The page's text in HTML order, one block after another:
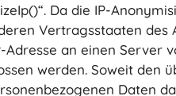
Da die IP-
Vertragsstaaten des
Adresse an einen Server
werden. Soweit den
Daten